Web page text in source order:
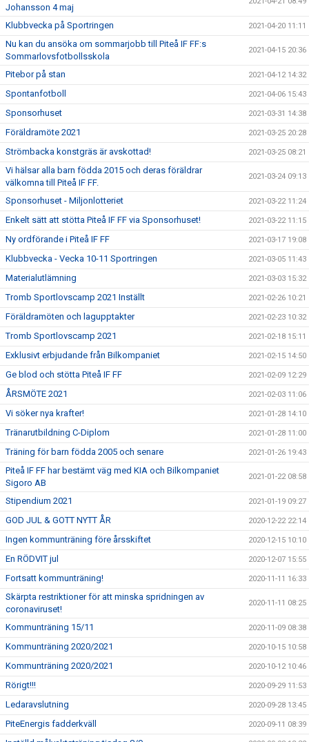
Johansson 4 maj
Klubbvecka på Sportringen 2021-04-20 11:11
Nu kan du ansöka om sommarjobb till Piteå IF FF:s
Sommarlovsfotbollsskola
2021-04-15 20:36
Pitebor på stan 2021-04-12 14:32
Spontanfotboll 2021-04-06 15:43
Sponsorhuset 2021-03-31 14:38
Föräldramöte 2021 2021-03-25 20:28
Strömbacka konstgräs är avskottad! 2021-03-25 08:21
Vi hälsar alla barn födda 2015 och deras föräldrar
välkomna till Piteå IF FF.
2021-03-24 09:13
Sponsorhuset - Miljonlotteriet 2021-03-22 11:24
Enkelt sätt att stötta Piteå IF FF via Sponsorhuset! 2021-03-22 11:15
Ny ordförande i Piteå IF FF 2021-03-17 19:08
Klubbvecka - Vecka 10-11 Sportringen 2021-03-05 11:43
Materialutlämning 2021-03-03 15:32
Tromb Sportlovscamp 2021 Inställt 2021-02-26 10:21
Föräldramöten och lagupptakter 2021-02-23 10:32
Tromb Sportlovscamp 2021 2021-02-18 15:11
Exklusivt erbjudande från Bilkompaniet 2021-02-15 14:50
Ge blod och stötta Piteå IF FF 2021-02-09 12:29
ÅRSMÖTE 2021 2021-02-03 11:06
Vi söker nya krafter! 2021-01-28 14:10
Tränarutbildning C-Diplom 2021-01-28 11:00
Träning för barn födda 2005 och senare 2021-01-26 19:43
Piteå IF FF har bestämt väg med KIA och Bilkompaniet
Sigoro AB
2021-01-22 08:58
Stipendium 2021 2021-01-19 09:27
GOD JUL & GOTT NYTT ÅR 2020-12-22 22:14
Ingen kommunträning före årsskiftet 2020-12-15 10:10
En RÖDVIT jul 2020-12-07 15:55
Fortsatt kommunträning! 2020-11-11 16:33
Skärpta restriktioner för att minska spridningen av
coronaviruset!
2020-11-11 08:25
Kommunträning 15/11 2020-11-09 08:38
Kommunträning 2020/2021 2020-10-15 10:58
Kommunträning 2020/2021 2020-10-12 10:46
Rörigt!!! 2020-09-29 11:53
Ledaravslutning 2020-09-28 13:45
PiteEnergis fadderkväll 2020-09-11 08:39